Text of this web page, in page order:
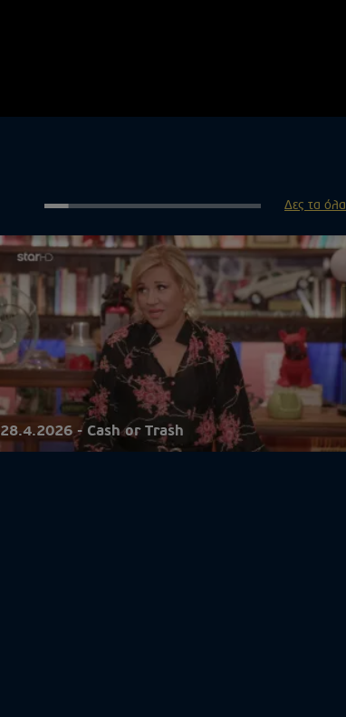
Δες τα όλα
28.4.2026 - Cash or Trash